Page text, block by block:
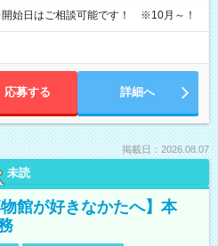
始日はご相談可能です！ ※10月～！
応募する 詳細へ
掲載日：2026.08.07
未読
館が好きなかたへ】本